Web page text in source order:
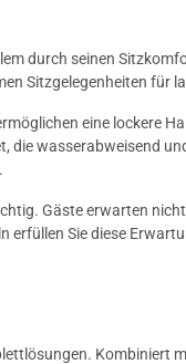
durch seinen
Sitzgelegenheiten für
eine lockere
die wasserabweisend
Gäste erwarten
erfüllen Sie diese
Kombiniert